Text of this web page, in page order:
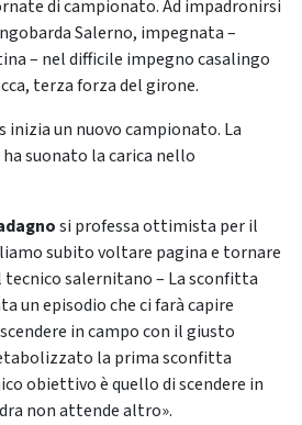
di campionato. Ad impadronirsi
Salerno, impegnata –
– nel difficile impegno casalingo
terza forza del girone.
inizia un nuovo campionato. La
suonato la carica nello
si professa ottimista per il
subito voltare pagina e tornare
salernitano – La sconfitta
un episodio che ci farà capire
in campo con il giusto
la prima sconfitta
obiettivo è quello di scendere in
non attende altro».